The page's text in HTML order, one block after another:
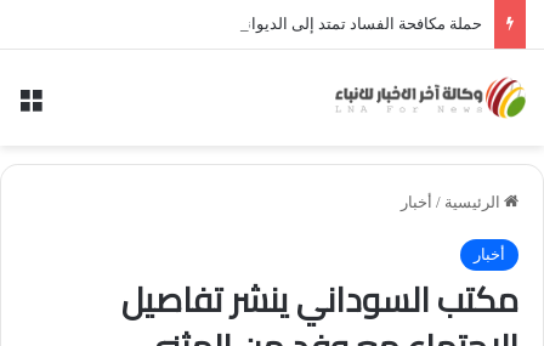
الرئيسية / أخبار
أخبار
مكتب السوداني ينشر تفاصيل